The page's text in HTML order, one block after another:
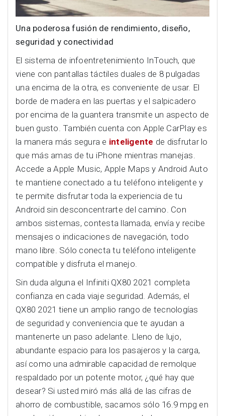
Una poderosa fusión de rendimiento, diseño,
seguridad y conectividad
El sistema de infoentretenimiento InTouch, que
viene con pantallas táctiles duales de 8 pulgadas
una encima de la otra, es conveniente de usar. El
borde de madera en las puertas y el salpicadero
por encima de la guantera transmite un aspecto de
buen gusto. También cuenta con Apple CarPlay es
la manera más segura e inteligente de disfrutar lo
que más amas de tu iPhone mientras manejas.
Accede a Apple Music, Apple Maps y Android Auto
te mantiene conectado a tu teléfono inteligente y
te permite disfrutar toda la experiencia de tu
Android sin desconcentrarte del camino. Con
ambos sistemas, contesta llamada, envía y recibe
mensajes o indicaciones de navegación, todo
mano libre. Sólo conecta tu teléfono inteligente
compatible y disfruta el manejo.
Sin duda alguna el Infiniti QX80 2021 completa
confianza en cada viaje seguridad. Además, el
QX80 2021 tiene un amplio rango de tecnologías
de seguridad y conveniencia que te ayudan a
mantenerte un paso adelante. Lleno de lujo,
abundante espacio para los pasajeros y la carga,
así como una admirable capacidad de remolque
respaldado por un potente motor, ¿qué hay que
desear? Si usted miró más allá de las cifras de
ahorro de combustible, sacamos sólo 16.9 mpg en